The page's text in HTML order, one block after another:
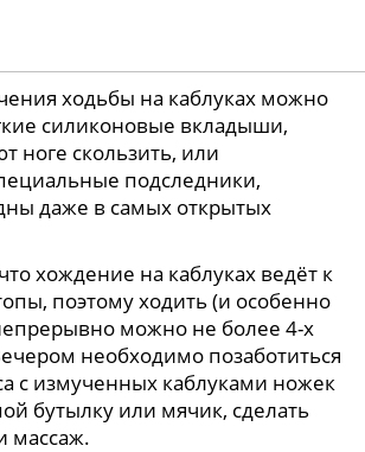
ходьбы на каблуках можно
силиконовые вкладыши,
ноге скользить, или
подследники,
даже в самых открытых
хождение на каблуках ведёт к
поэтому ходить (и особенно
можно не более 4-х
необходимо позаботиться
с измученных каблуками ножек
бутылку или мячик, сделать
массаж.